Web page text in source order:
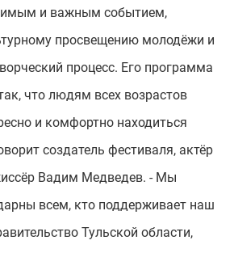
и важным событием,
просвещению молодёжи и
процесс. Его программа
что людям всех возрастов
и комфортно находиться
создатель фестиваля, актёр
Вадим Медведев. - Мы
всем, кто поддерживает наш
Тульской области,